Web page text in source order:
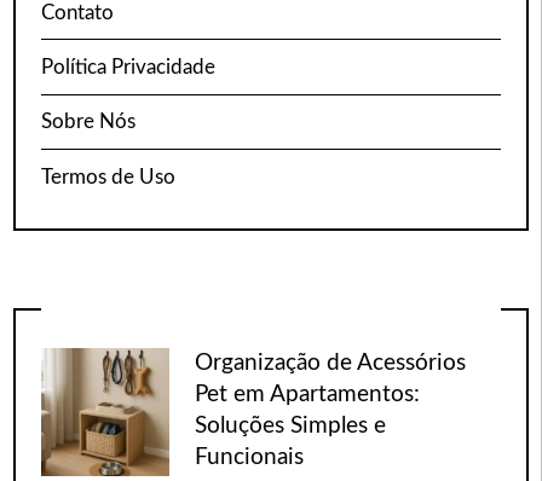
Contato
Política Privacidade
Sobre Nós
Termos de Uso
Organização de Acessórios
Pet em Apartamentos:
Soluções Simples e
Funcionais